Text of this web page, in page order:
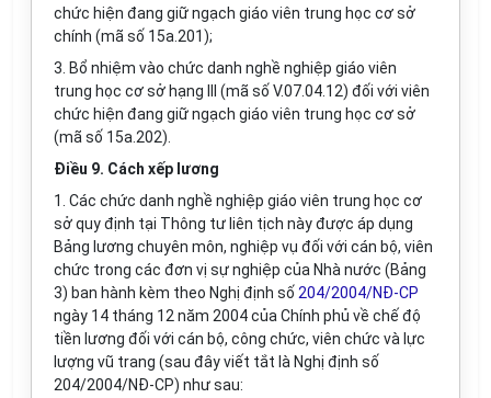
chức hiện đang giữ ngạch giáo viên trung học cơ sở
chính (mã số 15a.201);
3. Bổ nhiệm vào chức danh nghề nghiệp giáo viên
trung học cơ sở hạng III (mã số V.07.04.12) đối với viên
chức hiện đang giữ ngạch giáo viên trung học cơ sở
(mã số 15a.202).
Điều 9. Cách xếp lương
1. Các chức danh nghề nghiệp giáo viên trung học cơ
sở quy định tại Thông tư liên tịch này được áp dụng
Bảng lương chuyên môn, nghiệp vụ đối với cán bộ, viên
chức trong các đơn vị sự nghiệp của Nhà nước (Bảng
3) ban hành kèm theo Nghị định số 204/2004/NĐ-CP
ngày 14 tháng 12 năm 2004 của Chính phủ về chế độ
tiền lương đối với cán bộ, công chức, viên chức và lực
lượng vũ trang (sau đây viết tắt là Nghị định số
204/2004/NĐ-CP) như sau: